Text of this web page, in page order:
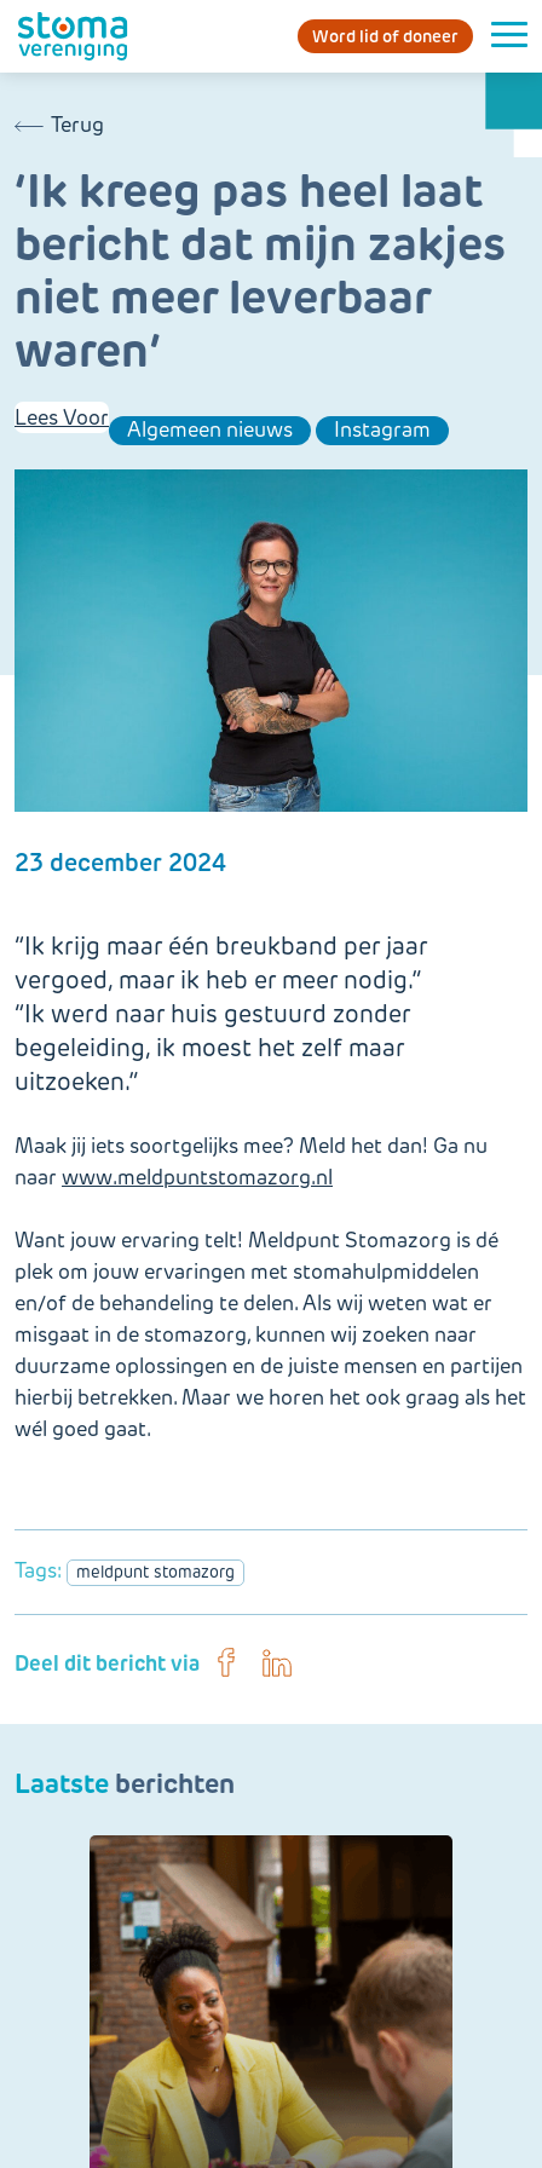
Word lid of doneer
Terug
‘Ik kreeg pas heel laat
bericht dat mijn zakjes
niet meer leverbaar
waren’
Lees Voor Algemeen nieuws Instagram
23 december 2024
“Ik krijg maar één breukband per jaar
vergoed, maar ik heb er meer nodig.”
“Ik werd naar huis gestuurd zonder
begeleiding, ik moest het zelf maar
uitzoeken.”
Maak jij iets soortgelijks mee? Meld het dan! Ga nu
naar www.meldpuntstomazorg.nl
Want jouw ervaring telt! Meldpunt Stomazorg is dé
plek om jouw ervaringen met stomahulpmiddelen
en/of de behandeling te delen. Als wij weten wat er
misgaat in de stomazorg, kunnen wij zoeken naar
duurzame oplossingen en de juiste mensen en partijen
hierbij betrekken. Maar we horen het ook graag als het
wél goed gaat.
Tags: meldpunt stomazorg
Deel dit bericht via
Laatste berichten